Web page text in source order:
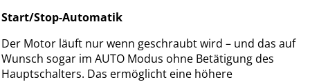
Start/Stop-Automatik
Der Motor läuft nur wenn geschraubt wird – und das auf
Wunsch sogar im AUTO Modus ohne Betätigung des
Hauptschalters. Das ermöglicht eine höhere